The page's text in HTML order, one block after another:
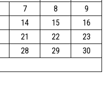
7 8
9
14 15
16
21 22
23
28 29
30